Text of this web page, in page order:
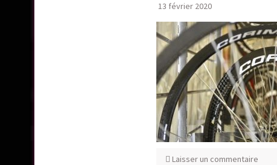
13 février 2020
Laisser un commentaire